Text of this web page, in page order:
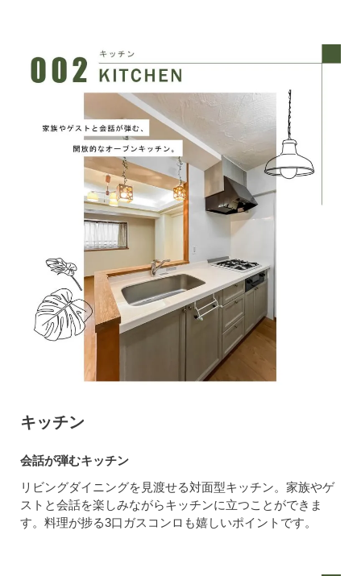
キッチン
会話が弾むキッチン
リビングダイニングを見渡せる対面型キッチン。家族やゲ
ストと会話を楽しみながらキッチンに立つことができま
す。料理が捗る3口ガスコンロも嬉しいポイントです。